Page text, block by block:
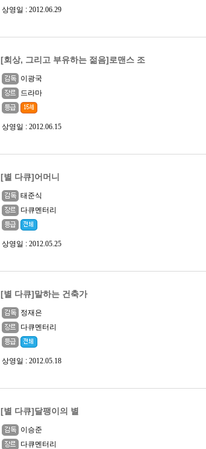
상영일 : 2012.06.29
[회상, 그리고 부유하는 젊음]로맨스 조
이광국
드라마
상영일 : 2012.06.15
[별 다큐]어머니
태준식
다큐멘터리
상영일 : 2012.05.25
[별 다큐]말하는 건축가
정재은
다큐멘터리
상영일 : 2012.05.18
[별 다큐]달팽이의 별
이승준
다큐멘터리